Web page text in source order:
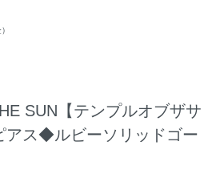
SUN【テンプルオブザサ
アス◆ルビーソリッドゴー